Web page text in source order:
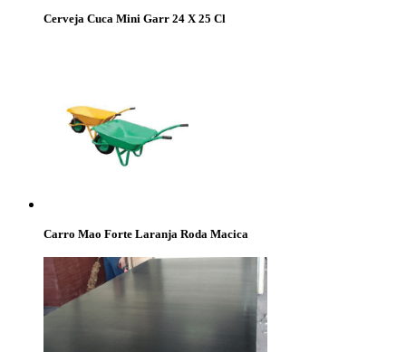
Cerveja Cuca Mini Garr 24 X 25 Cl
Carro Mao Forte Laranja Roda Macica